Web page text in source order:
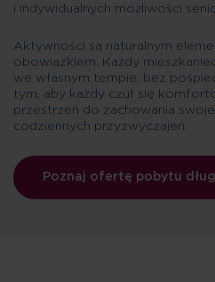
i indywidualnych możliwości
Aktywności są naturalnym
obowiązkiem. Każdy
we własnym tempie, bez
tym, aby każdy czuł się
przestrzeń do zachowania
codziennych przyzwyczajeń.
Poznaj ofertę pobytu